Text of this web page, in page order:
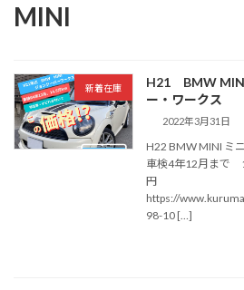
MINI
新着在庫
H21 BMW
ー・ワークス
2022年3月31日
H22 BMW MINI ミ
車検4年12月まで
円
https://
98-10 […]